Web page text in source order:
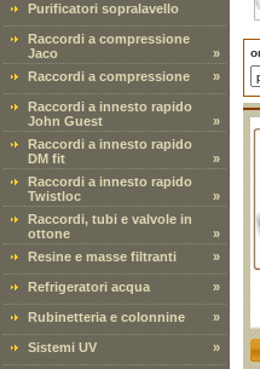
Purificatori sopralavello
Raccordi a compressione
Jaco
»
Raccordi a compressione
»
Raccordi a innesto rapido
John Guest
»
Raccordi a innesto rapido
DM fit
»
Raccordi a innesto rapido
Twistloc
»
Raccordi, tubi e valvole in
ottone
»
Resine e masse filtranti
»
Refrigeratori acqua »
Rubinetteria e colonnine »
Sistemi UV »